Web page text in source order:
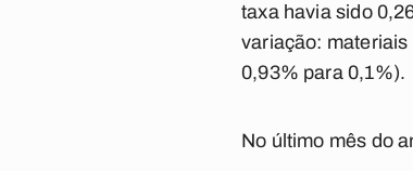
taxa havia sido
variação:
0,93% para 0,1%).
No último mês do